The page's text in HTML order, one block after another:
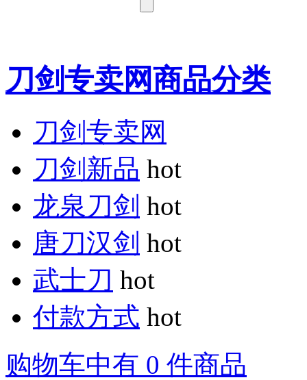
刀剑专卖网商品分类
刀剑专卖网
刀剑新品 hot
龙泉刀剑 hot
唐刀汉剑 hot
武士刀 hot
付款方式 hot
购物车中有 0 件商品